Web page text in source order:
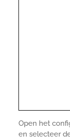
Open het
en selecteer